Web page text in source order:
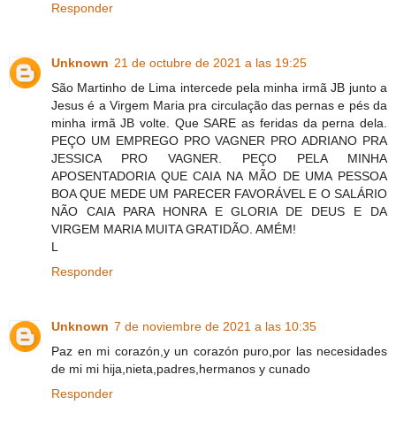
Responder
Unknown 21 de octubre de 2021 a las 19:25
São Martinho de Lima intercede pela minha irmã JB junto a
Jesus é a Virgem Maria pra circulação das pernas e pés da
minha irmã JB volte. Que SARE as feridas da perna dela.
PEÇO UM EMPREGO PRO VAGNER PRO ADRIANO PRA
JESSICA PRO VAGNER. PEÇO PELA MINHA
APOSENTADORIA QUE CAIA NA MÃO DE UMA PESSOA
BOA QUE MEDE UM PARECER FAVORÁVEL E O SALÁRIO
NÃO CAIA PARA HONRA E GLORIA DE DEUS E DA
VIRGEM MARIA MUITA GRATIDÃO. AMÉM!
L
Responder
Unknown 7 de noviembre de 2021 a las 10:35
Paz en mi corazón,y un corazón puro,por las necesidades
de mi mi hija,nieta,padres,hermanos y cunado
Responder